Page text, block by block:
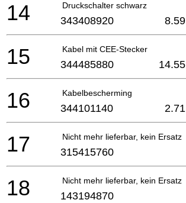
Druckschalter schwarz
14 343408920 8.59
Kabel mit CEE-Stecker
15 344485880 14.55
Kabelbescherming
16 344101140 2.71
Nicht mehr lieferbar, kein Ersatz
17 315415760
Nicht mehr lieferbar, kein Ersatz
18 143194870